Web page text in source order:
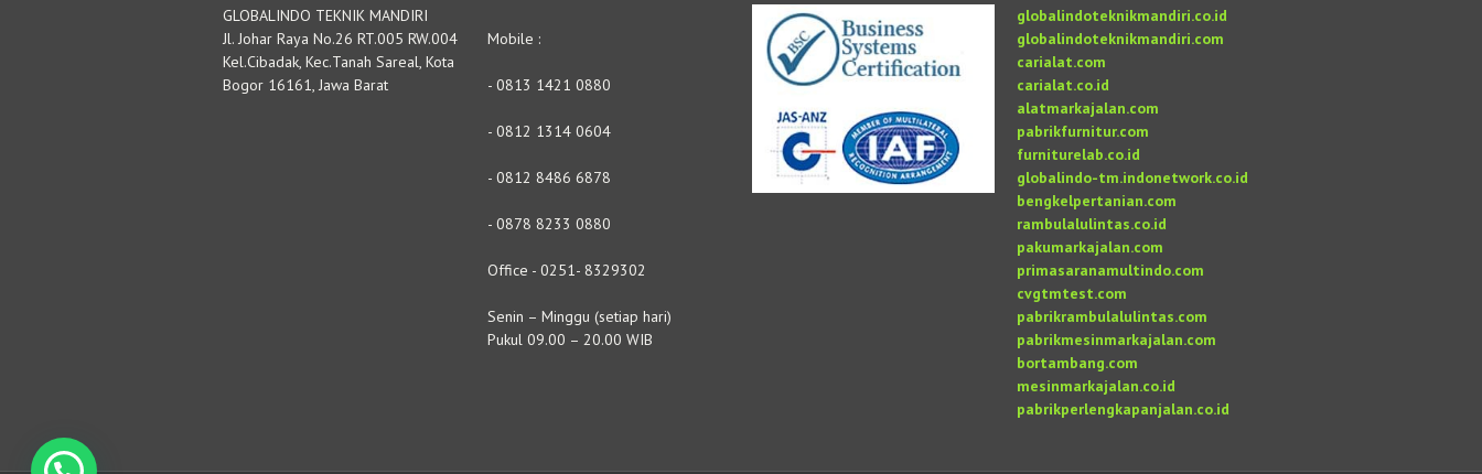
GLOBALINDO TEKNIK MANDIRI
Jl. Johar Raya No.26 RT.005 RW.004
Kel.Cibadak, Kec.Tanah Sareal, Kota
Bogor 16161, Jawa Barat
Mobile :
- 0813 1421 0880
- 0812 1314 0604
- 0812 8486 6878
- 0878 8233 0880
Office - 0251- 8329302
Senin – Minggu (setiap hari)
Pukul 09.00 – 20.00 WIB
globalindoteknikmandiri.co.id
globalindoteknikmandiri.com
carialat.com
carialat.co.id
alatmarkajalan.com
pabrikfurnitur.com
furniturelab.co.id
globalindo-tm.indonetwork.co.id
bengkelpertanian.com
rambulalulintas.co.id
pakumarkajalan.com
primasaranamultindo.com
cvgtmtest.com
pabrikrambulalulintas.com
pabrikmesinmarkajalan.com
bortambang.com
mesinmarkajalan.co.id
pabrikperlengkapanjalan.co.id